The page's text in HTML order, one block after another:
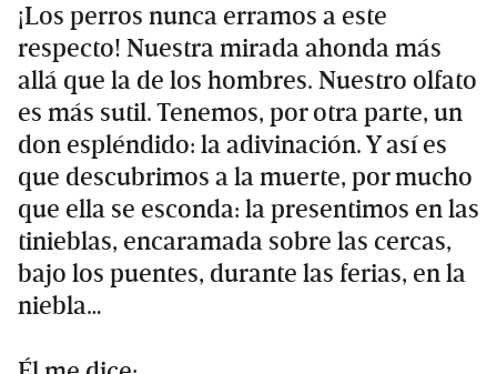
¡Los perros nunca erramos a este
respecto! Nuestra mirada ahonda más
allá que la de los hombres. Nuestro olfato
es más sutil. Tenemos, por otra parte, un
don espléndido: la adivinación. Y así es
que descubrimos a la muerte, por mucho
que ella se esconda: la presentimos en las
tinieblas, encaramada sobre las cercas,
bajo los puentes, durante las ferias, en la
niebla…